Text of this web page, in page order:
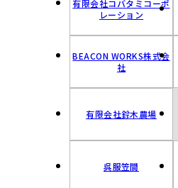
有限会社コバタミコーポ
レーション
BEACON WORKS株式会
社
有限会社鈴木農場
呉服笠間